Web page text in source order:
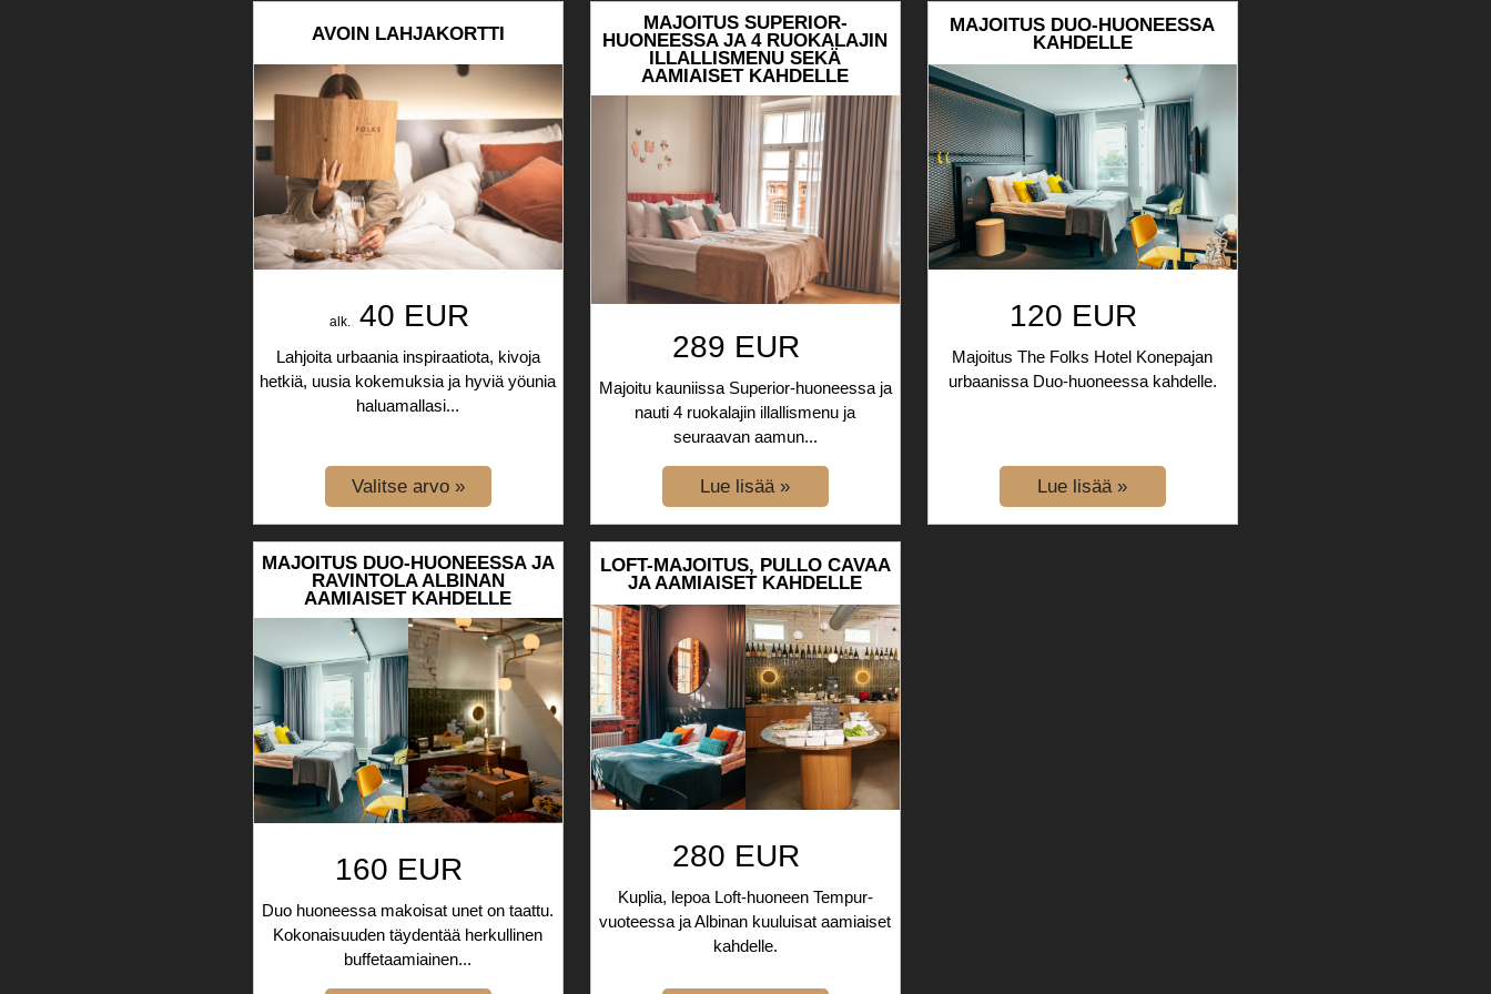
AVOIN LAHJAKORTTI
alk. 40 EUR
Lahjoita urbaania inspiraatiota, kivoja
hetkiä, uusia kokemuksia ja hyviä yöunia
haluamallasi...
MAJOITUS SUPERIOR-
HUONEESSA JA 4 RUOKALAJIN
ILLALLISMENU SEKÄ
AAMIAISET KAHDELLE
289 EUR
Majoitu kauniissa Superior-huoneessa ja
nauti 4 ruokalajin illallismenu ja
seuraavan aamun...
MAJOITUS DUO-HUONEESSA
KAHDELLE
120 EUR
Majoitus The Folks Hotel Konepajan
urbaanissa Duo-huoneessa kahdelle.
MAJOITUS DUO-HUONEESSA JA
RAVINTOLA ALBINAN
AAMIAISET KAHDELLE
160 EUR
Duo huoneessa makoisat unet on taattu.
Kokonaisuuden täydentää herkullinen
buffetaamiainen...
LOFT-MAJOITUS, PULLO CAVAA
JA AAMIAISET KAHDELLE
280 EUR
Kuplia, lepoa Loft-huoneen Tempur-
vuoteessa ja Albinan kuuluisat aamiaiset
kahdelle.